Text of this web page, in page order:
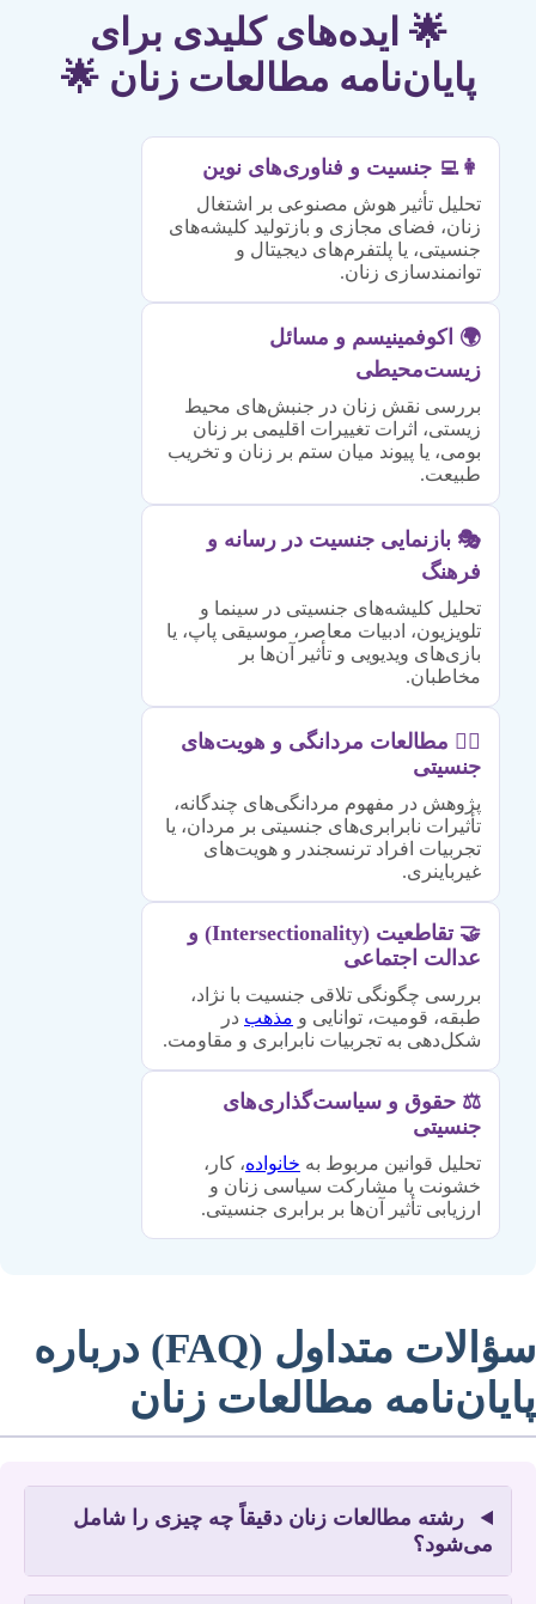
🌟 ایده‌های کلیدی برای
پایان‌نامه مطالعات زنان 🌟
👩‍💻 جنسیت و فناوری‌های نوین
تحلیل تأثیر هوش مصنوعی بر اشتغال
زنان، فضای مجازی و بازتولید کلیشه‌های
جنسیتی، یا پلتفرم‌های دیجیتال و
توانمندسازی زنان.
🌍 اکوفمینیسم و مسائل
زیست‌محیطی
بررسی نقش زنان در جنبش‌های محیط
زیستی، اثرات تغییرات اقلیمی بر زنان
بومی، یا پیوند میان ستم بر زنان و تخریب
طبیعت.
🎭 بازنمایی جنسیت در رسانه و
فرهنگ
تحلیل کلیشه‌های جنسیتی در سینما و
تلویزیون، ادبیات معاصر، موسیقی پاپ، یا
بازی‌های ویدیویی و تأثیر آن‌ها بر
مخاطبان.
🏳️‍🌈 مطالعات مردانگی و هویت‌های
جنسیتی
پژوهش در مفهوم مردانگی‌های چندگانه،
تأثیرات نابرابری‌های جنسیتی بر مردان، یا
تجربیات افراد ترنسجندر و هویت‌های
غیرباینری.
🤝 تقاطعیت (Intersectionality) و
عدالت اجتماعی
بررسی چگونگی تلاقی جنسیت با نژاد،
طبقه، قومیت، توانایی و مذهب در
شکل‌دهی به تجربیات نابرابری و مقاومت.
⚖️ حقوق و سیاست‌گذاری‌های
جنسیتی
تحلیل قوانین مربوط به خانواده، کار،
خشونت یا مشارکت سیاسی زنان و
ارزیابی تأثیر آن‌ها بر برابری جنسیتی.
سؤالات متداول (FAQ) درباره
پایان‌نامه مطالعات زنان
رشته مطالعات زنان دقیقاً چه چیزی را شامل
می‌شود؟